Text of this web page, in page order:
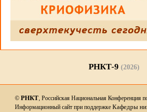
РНКТ-9 (2026)
© РНКТ, Российская Национальная Конференция
Информационный сайт при поддержке Кафедры